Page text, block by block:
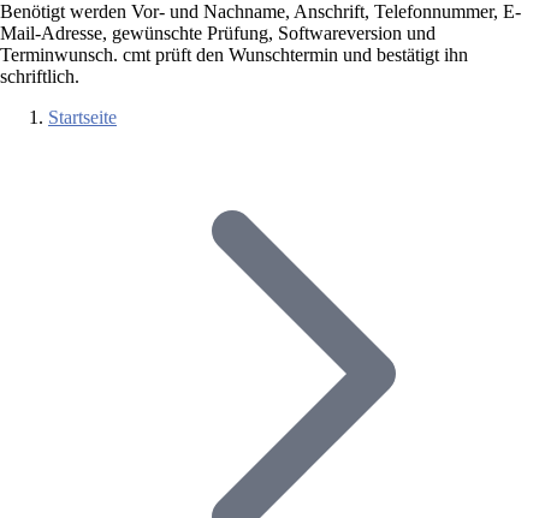
Benötigt werden Vor- und Nachname, Anschrift, Telefonnummer, E-
Mail-Adresse, gewünschte Prüfung, Softwareversion und
Terminwunsch. cmt prüft den Wunschtermin und bestätigt ihn
schriftlich.
Startseite